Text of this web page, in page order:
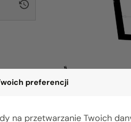
preferencji
na przetwarzanie Twoich